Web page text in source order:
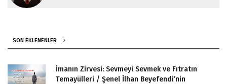
SON EKLENENLER
İmanın Zirvesi: Sevmeyi Sevmek ve Fıtratın
Temayülleri / Şenel İlhan Beyefendi’nin